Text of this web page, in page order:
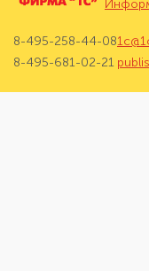
8-495-258-44-08
8-495-681-02-21